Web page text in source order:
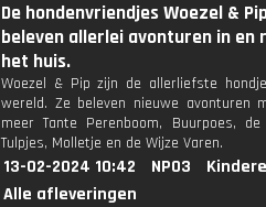
De hondenvriendjes Woezel &
beleven allerlei avonturen in en
het huis.
Woezel & Pip zijn de allerliefste
wereld. Ze beleven nieuwe avonturen
meer Tante Perenboom, Buurpoes, de
Tulpjes, Molletje en de Wijze Varen.
13-02-2024 10:42 NPO3
Alle afleveringen